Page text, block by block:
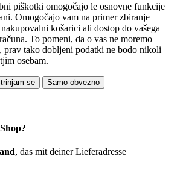
piškotki omogočajo le osnovne funkcije
Omogočajo vam na primer zbiranje
košarici ali dostop do vašega
To pomeni, da o vas ne moremo
prav tako dobljeni podatki ne bodo nikoli
osebam.
se Samo obvezno
, das mit deiner Lieferadresse